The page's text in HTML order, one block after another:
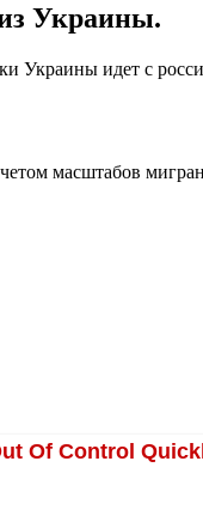
Украины.
Украины идет с
масштабов